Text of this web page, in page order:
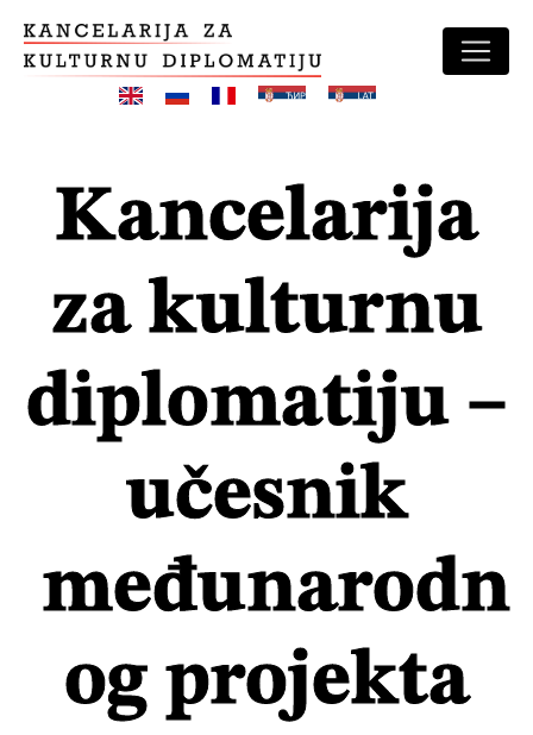
content
Kancelarija
za kulturnu
diplomatiju –
učesnik
međunarodn
og projekta